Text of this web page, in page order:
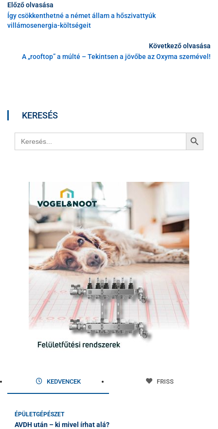
Előző olvasása
Így csökkenthetné a német állam a hőszivattyúk
villámosenergia-költségeit
Következő olvasása
A „rooftop” a múlté – Tekintsen a jövőbe az Oxyma szemével!
KERESÉS
Search
for:
Search Button
KEDVENCEK FRISS
ÉPÜLETGÉPÉSZET
AVDH után – ki mivel írhat alá?